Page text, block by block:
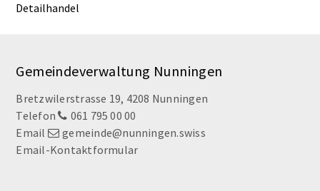
Detailhandel
Footer
Gemeindeverwaltung Nunningen
Bretzwilerstrasse 19, 4208 Nunningen
Telefon
061 795 00 00
Email
gemeinde@nunningen.swiss
Email-Kontaktformular